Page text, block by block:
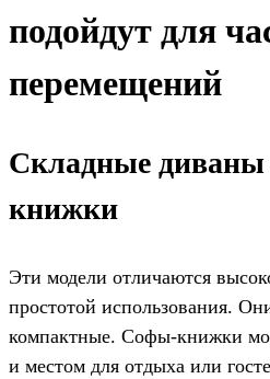
подойдут для
перемещений
Складные
книжки
Эти модели отличаются
простотой использования.
компактные. Софы-книжки
и местом для отдыха или